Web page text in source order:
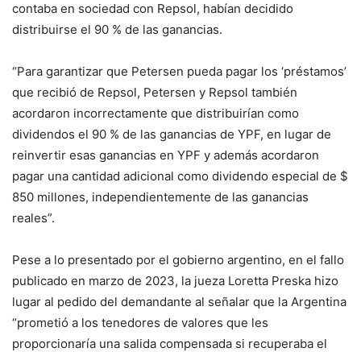
contaba en sociedad con Repsol, habían decidido
distribuirse el 90 % de las ganancias.
“Para garantizar que Petersen pueda pagar los ‘préstamos’
que recibió de Repsol, Petersen y Repsol también
acordaron incorrectamente que distribuirían como
dividendos el 90 % de las ganancias de YPF, en lugar de
reinvertir esas ganancias en YPF y además acordaron
pagar una cantidad adicional como dividendo especial de $
850 millones, independientemente de las ganancias
reales”.
Pese a lo presentado por el gobierno argentino, en el fallo
publicado en marzo de 2023, la jueza Loretta Preska hizo
lugar al pedido del demandante al señalar que la Argentina
“prometió a los tenedores de valores que les
proporcionaría una salida compensada si recuperaba el